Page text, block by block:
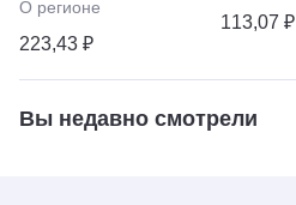
О регионе
223,43 ₽
113,07 ₽
Вы недавно смотрели